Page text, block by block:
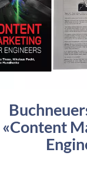
«Content